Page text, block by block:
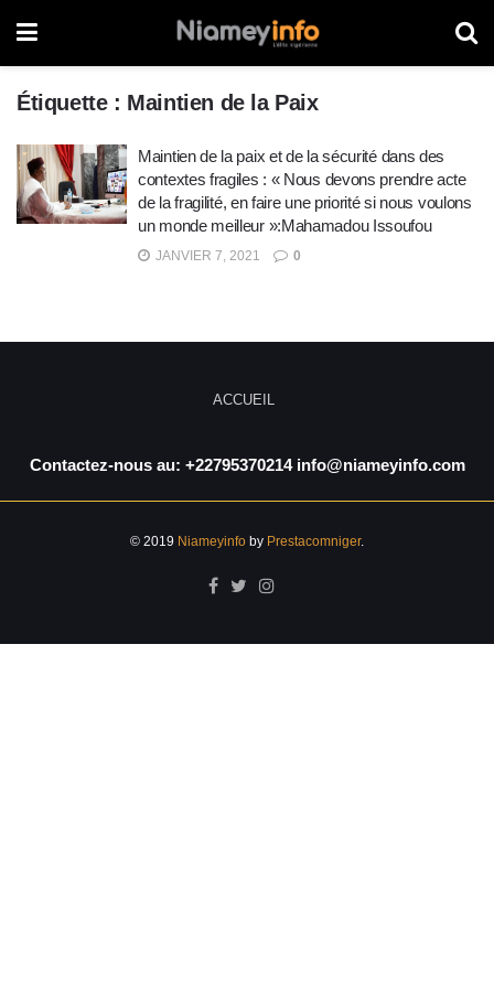
Étiquette : Maintien de la Paix
Maintien de la paix et de la sécurité dans des
contextes fragiles : « Nous devons prendre acte
de la fragilité, en faire une priorité si nous voulons
un monde meilleur »:Mahamadou Issoufou
JANVIER 7, 2021 0
ACCUEIL
Contactez-nous au: +22795370214 info@niameyinfo.com
© 2019 Niameyinfo by Prestacomniger.